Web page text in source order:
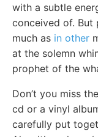
with a subtle
conceived of. But
much as in other
at the solemn
prophet of the
Don’t you miss
cd or a vinyl
carefully put